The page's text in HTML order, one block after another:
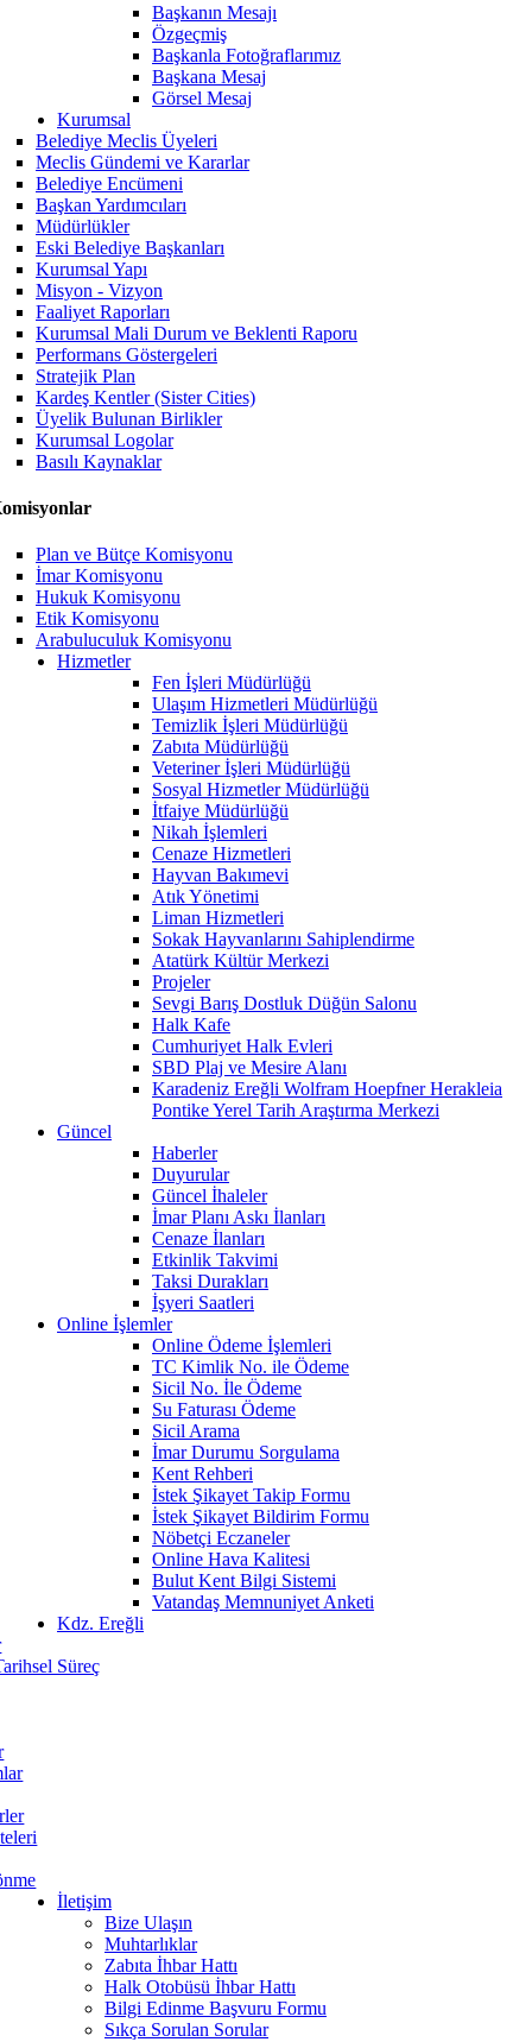
Başkanın Mesajı
Özgeçmiş
Başkanla Fotoğraflarımız
Başkana Mesaj
Görsel Mesaj
Kurumsal
Belediye Meclis Üyeleri
Meclis Gündemi ve Kararlar
Belediye Encümeni
Başkan Yardımcıları
Müdürlükler
Eski Belediye Başkanları
Kurumsal Yapı
Misyon - Vizyon
Faaliyet Raporları
Kurumsal Mali Durum ve Beklenti Raporu
Performans Göstergeleri
Stratejik Plan
Kardeş Kentler (Sister Cities)
Üyelik Bulunan Birlikler
Kurumsal Logolar
Basılı Kaynaklar
Plan ve Bütçe Komisyonu
İmar Komisyonu
Hukuk Komisyonu
Etik Komisyonu
Arabuluculuk Komisyonu
Hizmetler
Fen İşleri Müdürlüğü
Ulaşım Hizmetleri Müdürlüğü
Temizlik İşleri Müdürlüğü
Zabıta Müdürlüğü
Veteriner İşleri Müdürlüğü
Sosyal Hizmetler Müdürlüğü
İtfaiye Müdürlüğü
Nikah İşlemleri
Cenaze Hizmetleri
Hayvan Bakımevi
Atık Yönetimi
Liman Hizmetleri
Sokak Hayvanlarını Sahiplendirme
Atatürk Kültür Merkezi
Projeler
Sevgi Barış Dostluk Düğün Salonu
Halk Kafe
Cumhuriyet Halk Evleri
SBD Plaj ve Mesire Alanı
Karadeniz Ereğli Wolfram Hoepfner Herakleia
Pontike Yerel Tarih Araştırma Merkezi
Güncel
Haberler
Duyurular
Güncel İhaleler
İmar Planı Askı İlanları
Cenaze İlanları
Etkinlik Takvimi
Taksi Durakları
İşyeri Saatleri
Online İşlemler
Online Ödeme İşlemleri
TC Kimlik No. ile Ödeme
Sicil No. İle Ödeme
Su Faturası Ödeme
Sicil Arama
İmar Durumu Sorgulama
Kent Rehberi
İstek Şikayet Takip Formu
İstek Şikayet Bildirim Formu
Nöbetçi Eczaneler
Online Hava Kalitesi
Bulut Kent Bilgi Sistemi
Vatandaş Memnuniyet Anketi
Kdz. Ereğli
Süreç
İletişim
Bize Ulaşın
Muhtarlıklar
Zabıta İhbar Hattı
Halk Otobüsü İhbar Hattı
Bilgi Edinme Başvuru Formu
Sıkça Sorulan Sorular